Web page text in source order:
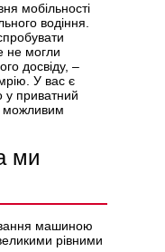
мобільності
водіння.
не могли
досвіду, –
У вас є
у приватний
можливим
ми
машиною
рівними